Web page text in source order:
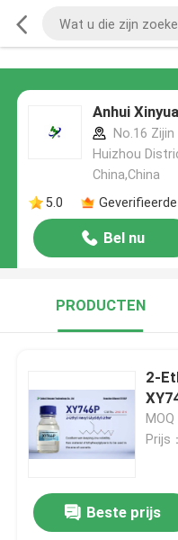
Anhui
No.16
Huizhou
China,China
5.0
Bel nu
PRODUCTEN
2-
Prijs
Beste prijs